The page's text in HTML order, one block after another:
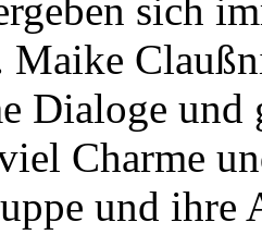
sich
Maike
Dialoge
Charme
und ihre